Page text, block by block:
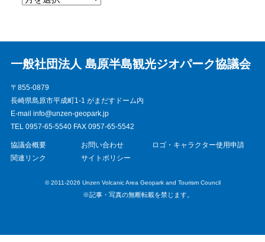
協議会概要 お問い合わせ
ロゴ・キャラクター使用申請
関連リンク
サイトポリシー
© 2011-2026 Unzen Volcanic Area Geopark and Tourism Council
※記事・写真の無断転載を禁じます。
一般社団法人 島原半島観光ジオパーク協議会
〒855-0879
長崎県島原市平成町1-1 がまだすドーム内
E-mail info@unzen-geopark.jp
TEL 0957-65-5540 FAX 0957-65-5542